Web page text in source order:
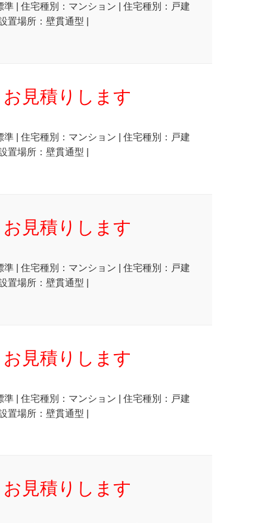
| 住宅種別：マンション | 住宅種別：戸建
置場所：壁貫通型 |
お見積りします
| 住宅種別：マンション | 住宅種別：戸建
置場所：壁貫通型 |
お見積りします
| 住宅種別：マンション | 住宅種別：戸建
置場所：壁貫通型 |
お見積りします
| 住宅種別：マンション | 住宅種別：戸建
置場所：壁貫通型 |
お見積りします